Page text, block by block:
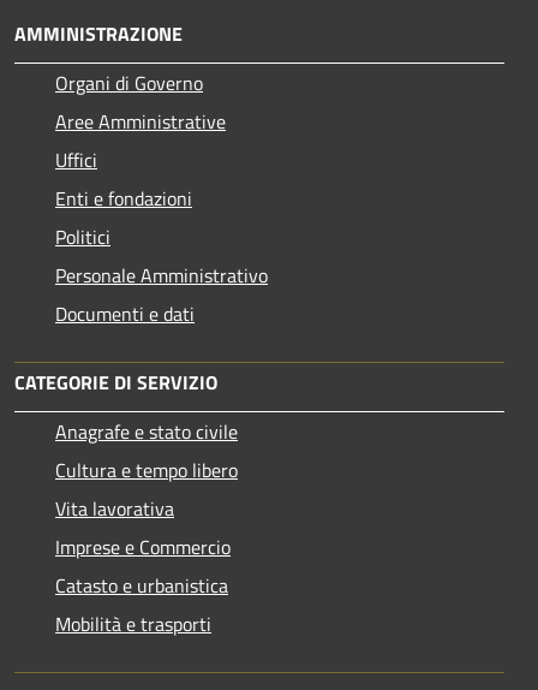
AMMINISTRAZIONE
Organi di Governo
Aree Amministrative
Uffici
Enti e fondazioni
Politici
Personale Amministrativo
Documenti e dati
CATEGORIE DI SERVIZIO
Anagrafe e stato civile
Cultura e tempo libero
Vita lavorativa
Imprese e Commercio
Catasto e urbanistica
Mobilità e trasporti